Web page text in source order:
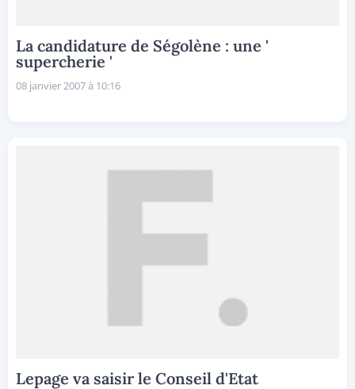
La candidature de Ségolène : une '
supercherie '
08 janvier 2007 à 10:16
Lepage va saisir le Conseil d'Etat